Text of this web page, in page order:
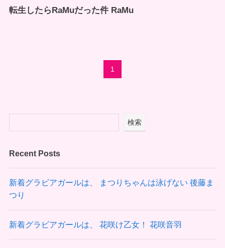
転生したらRaMuだった件 RaMu
1
検索
Recent Posts
新着グラビアガールは、 まつりちゃんは泳げない 後藤ま
つり
新着グラビアガールは、 花咲け乙女！ 花咲音羽